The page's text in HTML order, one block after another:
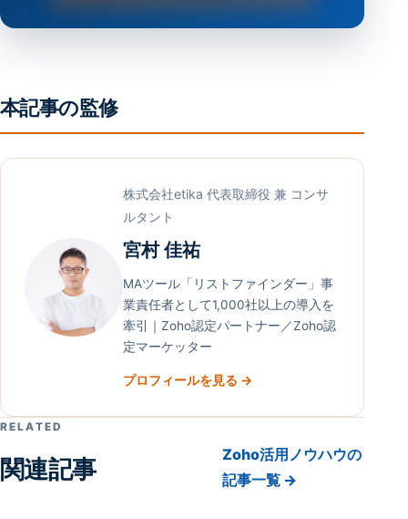
本記事の監修
株式会社etika 代表取締役 兼 コンサ
ルタント
宮村 佳祐
MAツール「リストファインダー」事
業責任者として1,000社以上の導入を
牽引｜Zoho認定パートナー／Zoho認
定マーケッター
プロフィールを見る →
RELATED
関連記事
Zoho活用ノウハウの
記事一覧 →